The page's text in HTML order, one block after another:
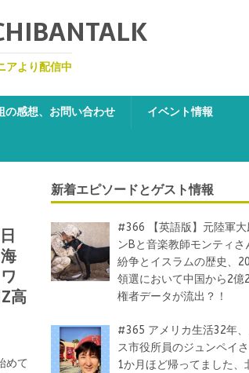
アより配信中
の感想、お問い合わせ イベント情報
高
めて
新着エピソードとゲスト情報
#366 【英語版】元陸軍大
ンBと音楽教師モンティさ
紛争とイスラムの歴史、
領選において中国から2億
権者データが流出？！
#365 アメリカ生活32年
ス市役所員のジュンペイ
1か月ほど帰ってました、